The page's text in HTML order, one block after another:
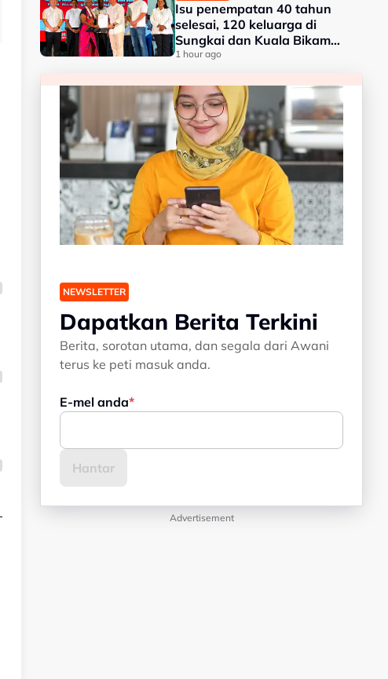
Isu penempatan 40 tahun
selesai, 120 keluarga di
Sungkai dan Kuala Bikam
terima geran tanah
1 hour ago
NEWSLETTER
Dapatkan Berita Terkini
Berita, sorotan utama, dan segala dari Awani
terus ke peti masuk anda.
E-mel anda
Advertisement